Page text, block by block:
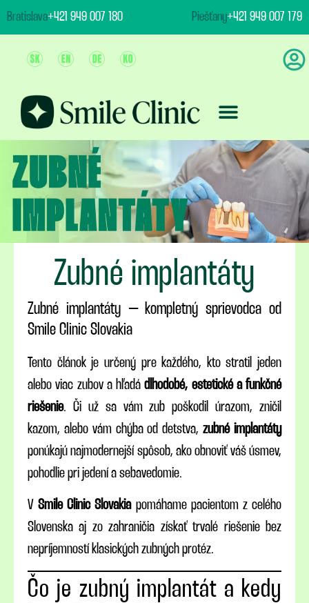
content
Bratislava+421 949 007 180 Piešťany+421 949 007 179
Zubné implantáty
Zubné implantáty – kompletný sprievodca od
Smile Clinic Slovakia
Tento článok je určený pre každého, kto stratil jeden
alebo viac zubov a hľadádlhodobé, estetické a funkčné
riešenie. Či už sa vám zub poškodil úrazom, zničil
kazom, alebo vám chýba od detstva,zubné implantáty
ponúkajú najmodernejší spôsob, ako obnoviť váš úsmev,
pohodlie pri jedení a sebavedomie.
VSmile Clinic Slovakiapomáhame pacientom z celého
Slovenska aj zo zahraničia získať trvalé riešenie bez
nepríjemností klasických zubných protéz.
Čo je zubný implantát a kedy